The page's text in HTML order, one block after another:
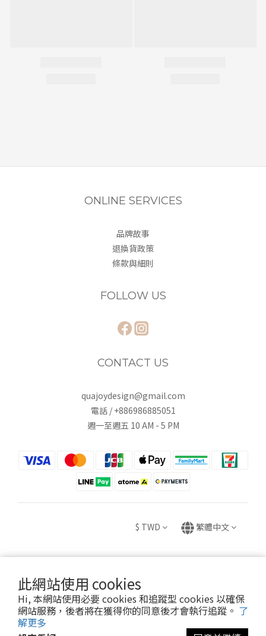
此網站使用 cookies
Hi, 本網站使用必要 cookies 和追蹤型 cookies 以確保
網站服務，後者將在獲得你的同意後才會執行追蹤。 了
解更多
ONLINE SERVICES
品牌故事
退換貨政策
條款與細則
FOLLOW US
CONTACT US
quajoydesign@gmail.com
電話 / +886986885051
週一至週五 10 AM - 5 PM
$ TWD 繁體中文
Copyright © 2020 HUEI YING INTERNATIONAL TRADE CO., LTD.
卉盈國際貿易有限公司 統編：82882831